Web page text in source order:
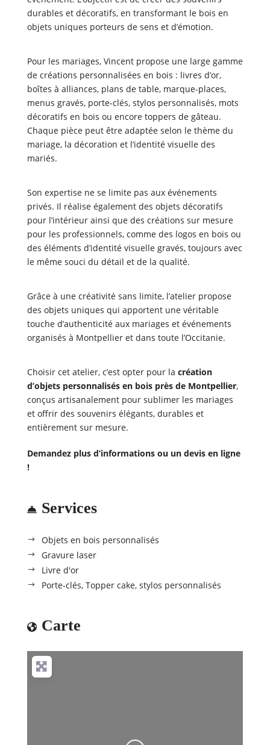
durables et décoratifs, en transformant le bois en
objets uniques porteurs de sens et d’émotion.
Pour les mariages, Vincent propose une large gamme
de créations personnalisées en bois : livres d’or,
boîtes à alliances, plans de table, marque-places,
menus gravés, porte-clés, stylos personnalisés, mots
décoratifs en bois ou encore toppers de gâteau.
Chaque pièce peut être adaptée selon le thème du
mariage, la décoration et l’identité visuelle des
mariés.
Son expertise ne se limite pas aux événements
privés. Il réalise également des objets décoratifs
pour l’intérieur ainsi que des créations sur mesure
pour les professionnels, comme des logos en bois ou
des éléments d’identité visuelle gravés, toujours avec
le même souci du détail et de la qualité.
Grâce à une créativité sans limite, l’atelier propose
des objets uniques qui apportent une véritable
touche d’authenticité aux mariages et événements
organisés à Montpellier et dans toute l’Occitanie.
Choisir cet atelier, c’est opter pour la création
d’objets personnalisés en bois près de Montpellier,
conçus artisanalement pour sublimer les mariages
et offrir des souvenirs élégants, durables et
entièrement sur mesure.
Demandez plus d’informations ou un devis en ligne
!
Services
Objets en bois personnalisés
Gravure laser
Livre d'or
Porte-clés, Topper cake, stylos personnalisés
Carte